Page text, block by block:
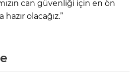
can güvenliği için en ön
olacağız.”